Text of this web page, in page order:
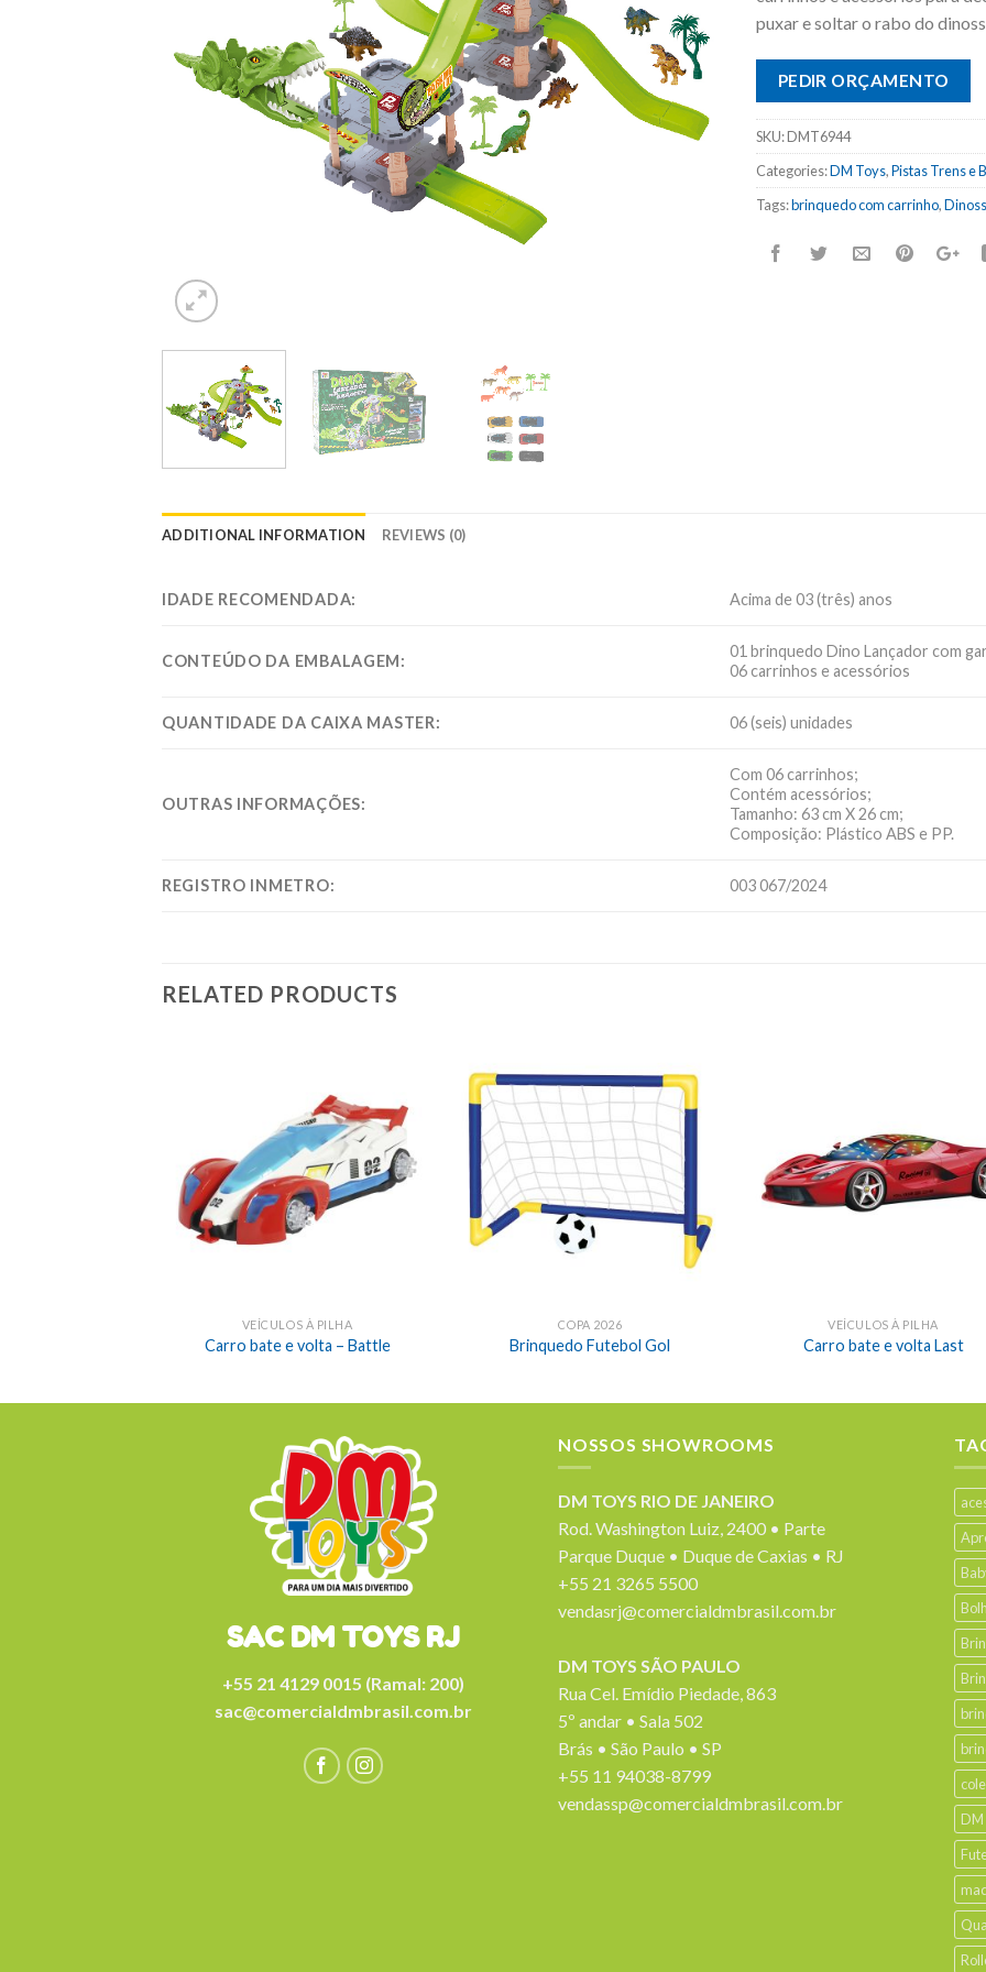
puxar e soltar o rabo do
PEDIR ORÇAMENTO
SKU:DMT6944
Categories:DM Toys,Pistas Trens e
Tags:brinquedo com carrinho,
ADDITIONAL INFORMATION REVIEWS (0)
IDADE RECOMENDADA: Acima de 03 (três) anos
CONTEÚDO DA EMBALAGEM:
01 brinquedo Dino Lançador com
06 carrinhos e acessórios
QUANTIDADE DA CAIXA MASTER: 06 (seis) unidades
OUTRAS INFORMAÇÕES:
Com 06 carrinhos;
Contém acessórios;
Tamanho: 63 cm X 26 cm;
Composição: Plástico ABS e PP.
REGISTRO INMETRO: 003 067/2024
RELATED PRODUCTS
VEÍCULOS À PILHA
Carro bate e volta – Battle
COPA 2026
Brinquedo Futebol Gol
VEÍCULOS À PILHA
Carro bate e volta Last
SAC DM TOYS RJ
+55 21 4129 0015 (Ramal: 200)
sac@comercialdmbrasil.com.br
NOSSOS SHOWROOMS
DM TOYS RIO DE JANEIRO
Rod. Washington Luiz, 2400 • Parte
Parque Duque • Duque de Caxias • RJ
+55 21 3265 5500
vendasrj@comercialdmbrasil.com.br
DM TOYS SÃO PAULO
Rua Cel. Emídio Piedade, 863
5º andar • Sala 502
Brás • São Paulo • SP
+55 11 94038-8799
vendassp@comercialdmbrasil.com.br
DM